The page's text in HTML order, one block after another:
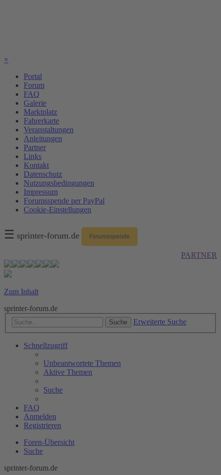
×
Portal
Forum
FAQ
Galerie
Marktplatz
Fahrerkarte
Veranstaltungen
Anleitungen
Partner
Links
Kontakt
Datenschutz
Nutzungsbedingungen
Impressum
Forumsspende per PayPal
Cookie-Einstellungen
☰ sprinter-forum.de Forumsspende
PARTNER
Zum Inhalt
sprinter-forum.de
Suche Erweiterte Suche
Schnellzugriff
Unbeantwortete Themen
Aktive Themen
Suche
FAQ
Anmelden
Registrieren
Foren-Übersicht
Suche
sprinter-forum.de